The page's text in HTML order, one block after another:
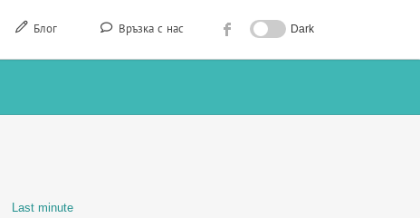
Блог Връзка с нас Dark
Last minute